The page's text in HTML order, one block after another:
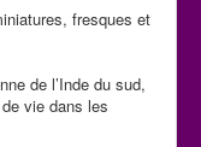
fresques et
de l’Inde du sud,
vie dans les